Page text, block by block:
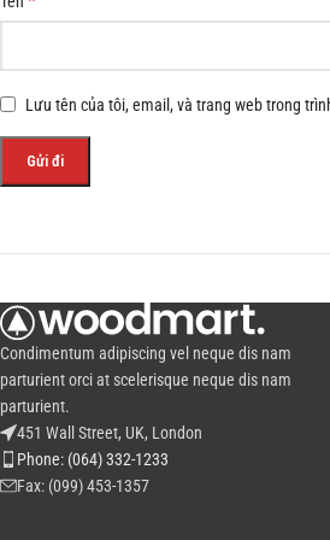
Lưu tên của tôi, email, và trang web trong
Condimentum adipiscing vel neque dis nam
parturient orci at scelerisque neque dis nam
parturient.
451 Wall Street, UK, London
Phone: (064) 332-1233
Fax: (099) 453-1357